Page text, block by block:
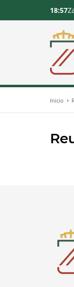
18:57
Inicio